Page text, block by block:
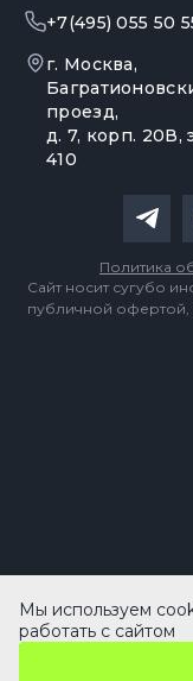
+7(495) 055 50
г. Москва,
проезд,
д. 7, корп. 20В,
410
Сайт носит сугубо
публичной офертой,
Политика
92 490 ₽
Мы используем
работать с сайтом